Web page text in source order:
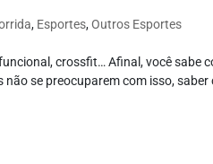
, Esportes,Outros Esportes
crossfit… Afinal, você sabe
se preocuparem com isso,